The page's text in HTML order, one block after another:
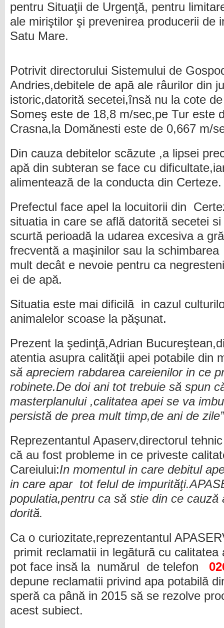
pentru Situaţii de Urgenţă, pentru
ale miriştilor şi prevenirea producerii de
Satu Mare.
Potrivit directorului Sistemului de
Andries,debitele de apă ale râurilor din
istoric,datorită secetei,însă nu la cote
Someş este de 18,8 m/sec,pe Tur este
Crasna,la Domănesti este de 0,667 m/
Din cauza debitelor scăzute ,a lipsei
apă din subteran se face cu
alimentează de la conducta din Certeze.
Prefectul face apel la locuitorii din
situatia in care se află datorită secetei si
scurtă perioadă la udarea excesiva a
frecventă a maşinilor sau la schimbarea
mult decât e nevoie pentru ca
ei de apă.
Situatia este mai dificilă in cazul
animalelor scoase la păşunat.
Prezent la şedinţă,Adrian
atentia asupra calităţii apei potabile din
să apreciem rabdarea careienilor in ce
robinete.De doi ani tot trebuie să spun
masterplanului ,calitatea apei se va
persistă de prea mult timp,de ani de zile”
Reprezentantul Apaserv,directorul
că au fost probleme in ce priveste
Careiului:In momentul in care debitul
in care apar tot felul de
populatia,pentru ca să stie din ce cauză
dorită.
Ca o curiozitate,reprezentantul
primit reclamatii in legătură cu calitatea
pot face insă la numărul de telefon
depune reclamatii privind apa potabilă
speră ca până in 2015 să se rezolve
acest subiect.